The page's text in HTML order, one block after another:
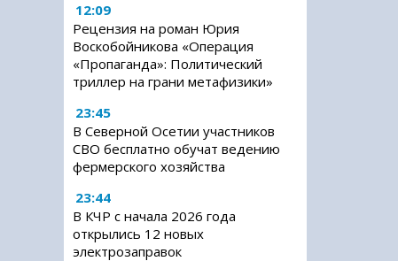
12:09
Рецензия на роман Юрия
Воскобойникова «Операция
«Пропаганда»: Политический
триллер на грани метафизики»
23:45
В Северной Осетии участников
СВО бесплатно обучат ведению
фермерского хозяйства
23:44
В КЧР с начала 2026 года
открылись 12 новых
электрозаправок